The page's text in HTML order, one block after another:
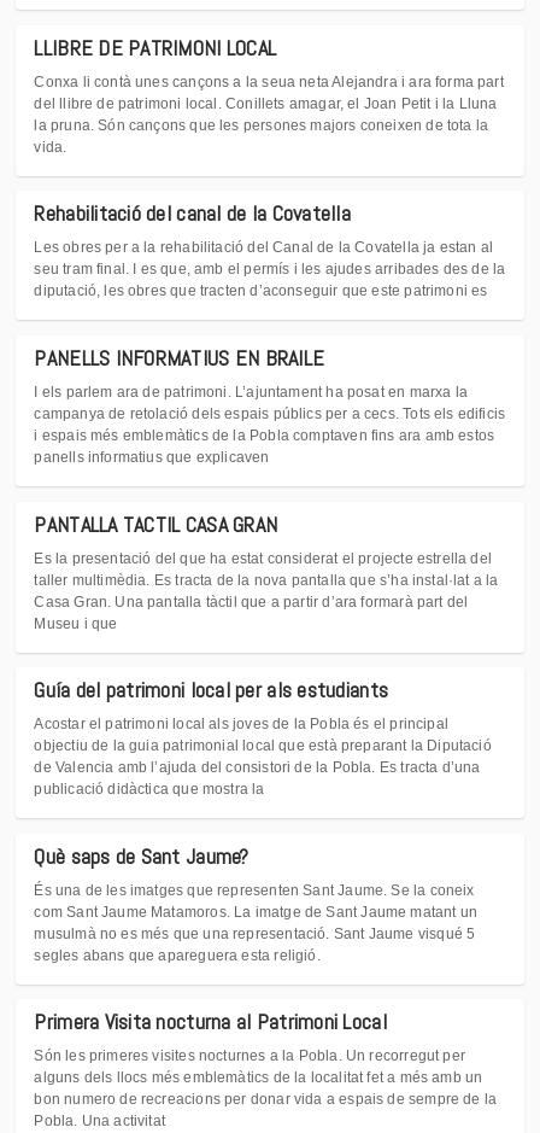
LLIBRE DE PATRIMONI LOCAL
Conxa li contà unes cançons a la seua neta Alejandra i ara forma part
del llibre de patrimoni local. Conillets amagar, el Joan Petit i la Lluna
la pruna. Són cançons que les persones majors coneixen de tota la
vida.
Rehabilitació del canal de la Covatella
Les obres per a la rehabilitació del Canal de la Covatella ja estan al
seu tram final. I es que, amb el permís i les ajudes arribades des de la
diputació, les obres que tracten d’aconseguir que este patrimoni es
PANELLS INFORMATIUS EN BRAILE
I els parlem ara de patrimoni. L’ajuntament ha posat en marxa la
campanya de retolació dels espais públics per a cecs. Tots els edificis
i espais més emblemàtics de la Pobla comptaven fins ara amb estos
panells informatius que explicaven
PANTALLA TACTIL CASA GRAN
Es la presentació del que ha estat considerat el projecte estrella del
taller multimèdia. Es tracta de la nova pantalla que s’ha instal·lat a la
Casa Gran. Una pantalla tàctil que a partir d’ara formarà part del
Museu i que
Guía del patrimoni local per als estudiants
Acostar el patrimoni local als joves de la Pobla és el principal
objectiu de la guia patrimonial local que està preparant la Diputació
de Valencia amb l’ajuda del consistori de la Pobla. Es tracta d’una
publicació didàctica que mostra la
Què saps de Sant Jaume?
És una de les imatges que representen Sant Jaume. Se la coneix
com Sant Jaume Matamoros. La imatge de Sant Jaume matant un
musulmà no es més que una representació. Sant Jaume visqué 5
segles abans que apareguera esta religió.
Primera Visita nocturna al Patrimoni Local
Són les primeres visites nocturnes a la Pobla. Un recorregut per
alguns dels llocs més emblemàtics de la localitat fet a més amb un
bon numero de recreacions per donar vida a espais de sempre de la
Pobla. Una activitat